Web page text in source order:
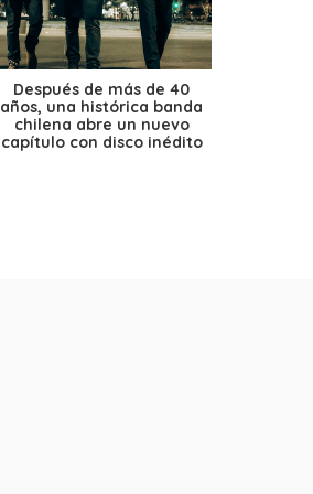
Después de más de 40
años, una histórica banda
chilena abre un nuevo
capítulo con disco inédito